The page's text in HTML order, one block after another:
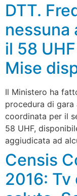
DTT.
nessuna
il 58
Mise
Il Ministero ha
procedura di
coordinata per il
58 UHF,
aggiudicata ad
Censis
2016: